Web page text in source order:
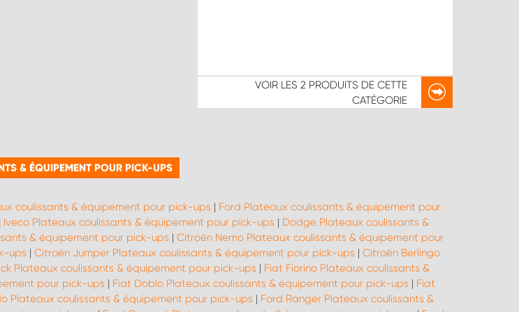
VOIR LES 2 PRODUITS DE CETTE
CATÉGORIE
& ÉQUIPEMENT POUR PICK-UPS
coulissants & équipement pour pick-ups | Ford Plateaux coulissants & équipement pour
Iveco Plateaux coulissants & équipement pour pick-ups | Dodge Plateaux coulissants &
& équipement pour pick-ups | Citroën Nemo Plateaux coulissants & équipement pour
ups | Citroën Jumper Plateaux coulissants & équipement pour pick-ups | Citroën Berlingo
Plateaux coulissants & équipement pour pick-ups | Fiat Fiorino Plateaux coulissants &
pour pick-ups | Fiat Doblo Plateaux coulissants & équipement pour pick-ups | Fiat
Plateaux coulissants & équipement pour pick-ups | Ford Ranger Plateaux coulissants &